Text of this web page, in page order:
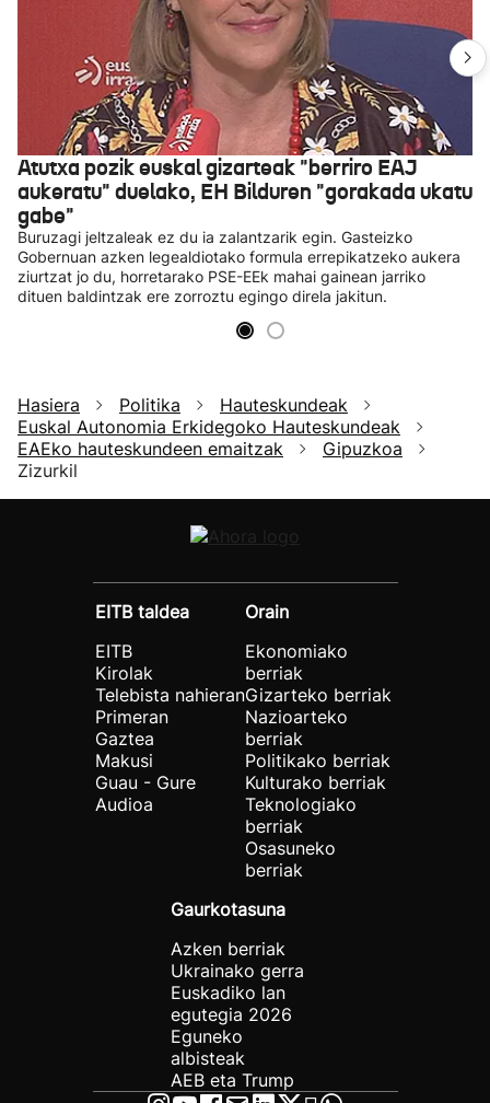
Atutxa pozik euskal gizarteak "berriro EAJ
aukeratu" duelako, EH Bilduren "gorakada ukatu
gabe"
Buruzagi jeltzaleak ez du ia zalantzarik egin. Gasteizko
Gobernuan azken legealdiotako formula errepikatzeko aukera
ziurtzat jo du, horretarako PSE-EEk mahai gainean jarriko
dituen baldintzak ere zorroztu egingo direla jakitun.
Hasiera Politika
Hauteskundeak
Euskal Autonomia Erkidegoko Hauteskundeak
EAEko hauteskundeen emaitzak
Gipuzkoa
Zizurkil
EITB taldea
EITB
Kirolak
Telebista nahieran
Primeran
Gaztea
Makusi
Guau - Gure
Audioa
Orain
Ekonomiako
berriak
Gizarteko berriak
Nazioarteko
berriak
Politikako berriak
Kulturako berriak
Teknologiako
berriak
Osasuneko
berriak
Gaurkotasuna
Azken berriak
Ukrainako gerra
Euskadiko lan
egutegia 2026
Eguneko
albisteak
AEB eta Trump